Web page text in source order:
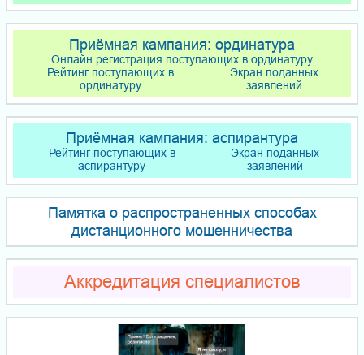
Приёмная кампания: ординатура
Онлайн регистрация поступающих в ординатуру
Рейтинг поступающих в
ординатуру
Экран поданных
заявлений
Приёмная кампания: аспирантура
Рейтинг поступающих в
аспирантуру
Экран поданных
заявлений
Памятка о распространенных способах
дистанционного мошенничества
Аккредитация специалистов